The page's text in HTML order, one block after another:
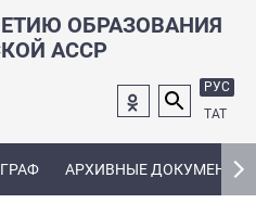
ОБРАЗОВАНИЯ
АССР
РУС
ТАТ
АРХИВНЫЕ ДОКУМЕНТЫ